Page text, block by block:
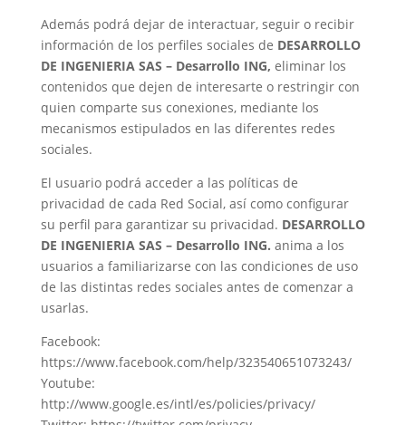
Además podrá dejar de interactuar, seguir o recibir
información de los perfiles sociales de DESARROLLO
DE INGENIERIA SAS – Desarrollo ING, eliminar los
contenidos que dejen de interesarte o restringir con
quien comparte sus conexiones, mediante los
mecanismos estipulados en las diferentes redes
sociales.
El usuario podrá acceder a las políticas de
privacidad de cada Red Social, así como configurar
su perfil para garantizar su privacidad. DESARROLLO
DE INGENIERIA SAS – Desarrollo ING. anima a los
usuarios a familiarizarse con las condiciones de uso
de las distintas redes sociales antes de comenzar a
usarlas.
Facebook:
https://www.facebook.com/help/323540651073243/
Youtube:
http://www.google.es/intl/es/policies/privacy/